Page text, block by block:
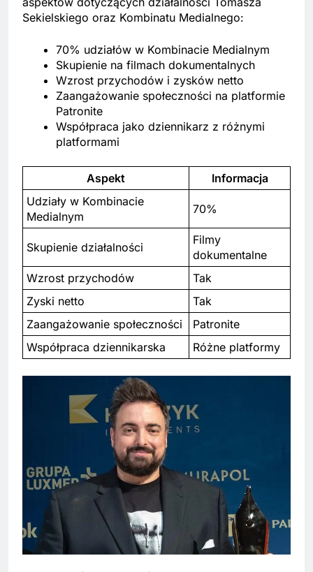
Sekielskiego oraz Kombinatu Medialnego:
70% udziałów w Kombinacie Medialnym
Skupienie na filmach dokumentalnych
Wzrost przychodów i zysków netto
Zaangażowanie społeczności na platformie
Patronite
Współpraca jako dziennikarz z różnymi
platformami
Aspekt
Informacja
Udziały w Kombinacie
Medialnym
70%
Skupienie działalności
Filmy
dokumentalne
Wzrost przychodów
Tak
Zyski netto
Tak
Zaangażowanie społeczności
Patronite
Współpraca dziennikarska
Różne platformy